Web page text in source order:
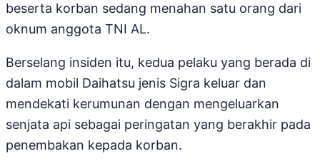
beserta korban sedang menahan satu orang dari
oknum anggota TNI AL.
Berselang insiden itu, kedua pelaku yang berada di
dalam mobil Daihatsu jenis Sigra keluar dan
mendekati kerumunan dengan mengeluarkan
senjata api sebagai peringatan yang berakhir pada
penembakan kepada korban.